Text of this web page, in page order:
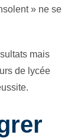
» ne se
mais
de lycée